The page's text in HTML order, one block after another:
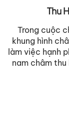
Thu
Trong cuộc
khung hình
làm việc hạnh
nam châm